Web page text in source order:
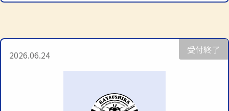
受付終了
2026.06.24